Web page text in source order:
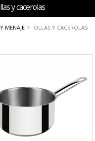
y cacerolas
MENAJE OLLAS Y CACEROLAS